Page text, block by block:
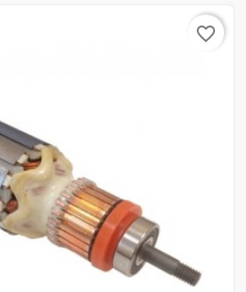
favorite_border